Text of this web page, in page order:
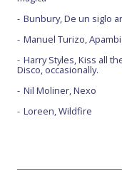
Bunbury, De un siglo
Manuel Turizo,
Harry Styles, Kiss all
Disco, occasionally.
Nil Moliner, Nexo
Loreen, Wildfire